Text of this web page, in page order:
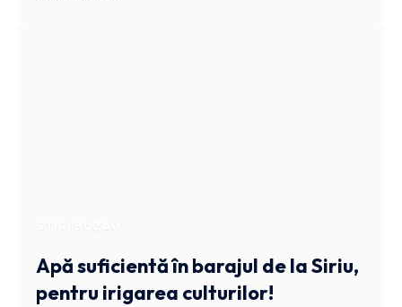
Apă suficientă în barajul de la Siriu,
pentru irigarea culturilor!